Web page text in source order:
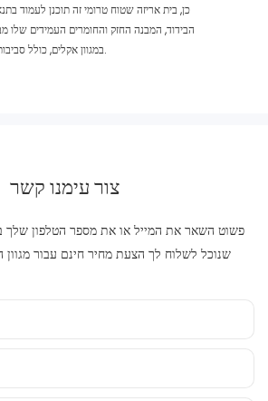
כן, בית אריזה שטוח טרומי זה תוכנן לעמוד
הבידוד, המבנה החזק והחומרים העמידים שלו
במגוון אקלים, כולל סביבות חמות, קרות ולחות.
צור עימנו קשר
פשוט השאר את המייל או את מספר הטלפון שלך
שנוכל לשלוח לך הצעת מחיר חינם עבור מגוון